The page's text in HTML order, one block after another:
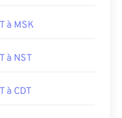
à MSK
à NST
à CDT